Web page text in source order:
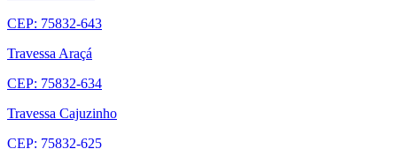
CEP: 75832-643
Travessa Araçá
CEP: 75832-634
Travessa Cajuzinho
CEP: 75832-625